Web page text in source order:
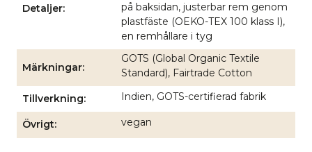
Detaljer
på baksidan, justerbar rem genom
plastfäste (OEKO-TEX 100 klass I),
en remhållare i tyg
Märkningar
GOTS (Global Organic Textile
Standard), Fairtrade Cotton
Tillverkning Indien, GOTS-certifierad fabrik
Övrigt vegan